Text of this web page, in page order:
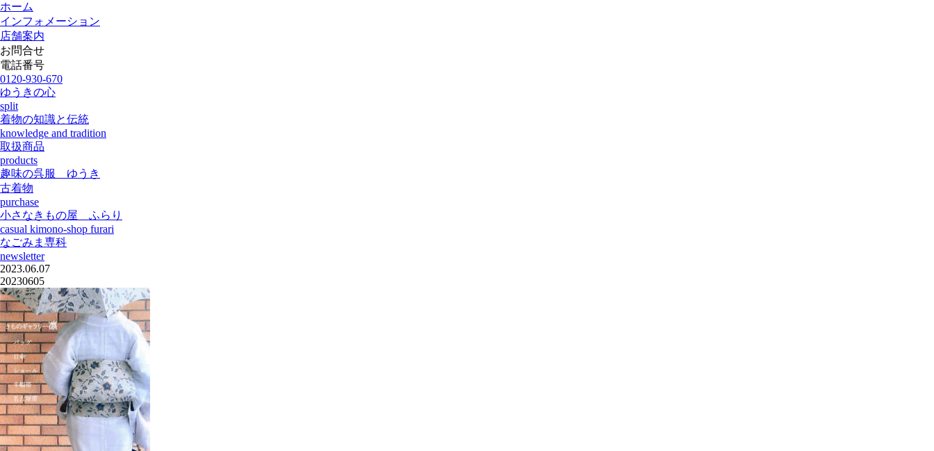
ホーム
インフォメーション
店舗案内
お問合せ
電話番号
0120-930-670
ゆうきの心
split
着物の知識と伝統
knowledge and tradition
取扱商品
products
趣味の呉服 ゆうき
古着物
purchase
小さなきもの屋 ふらり
casual kimono-shop furari
なごみま専科
newsletter
2023.06.07
20230605